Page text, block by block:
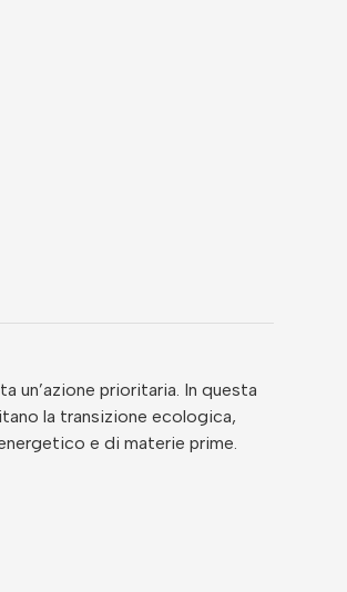
un’azione prioritaria. In questa
la transizione ecologica,
e di materie prime.